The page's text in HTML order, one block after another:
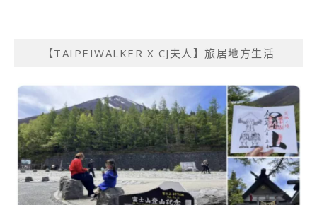
【TAIPEIWALKER X CJ夫人】旅居地方生活